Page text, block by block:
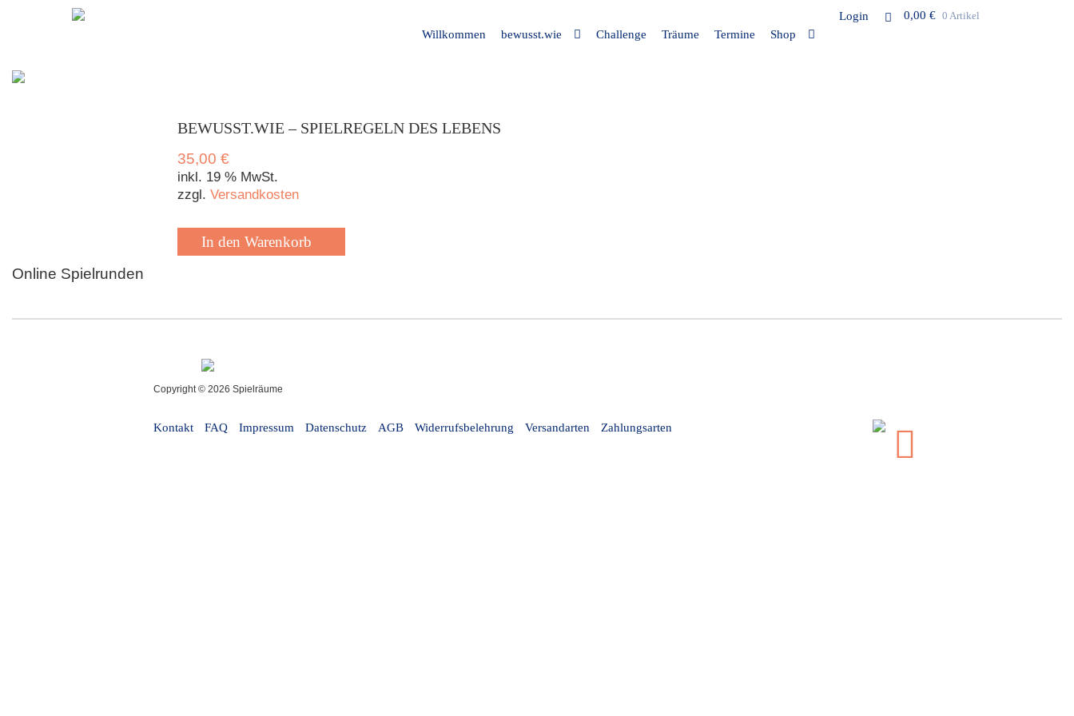
Willkommen bewusst.wie Challenge Träume Termine Shop
Login 0,00 € 0 Artikel
BEWUSST.WIE – SPIELREGELN DES LEBENS
35,00 €
inkl. 19 % MwSt.
zzgl. Versandkosten
In den Warenkorb
Online Spielrunden
Copyright © 2026 Spielräume
Kontakt FAQ Impressum Datenschutz AGB Widerrufsbelehrung Versandarten Zahlungsarten